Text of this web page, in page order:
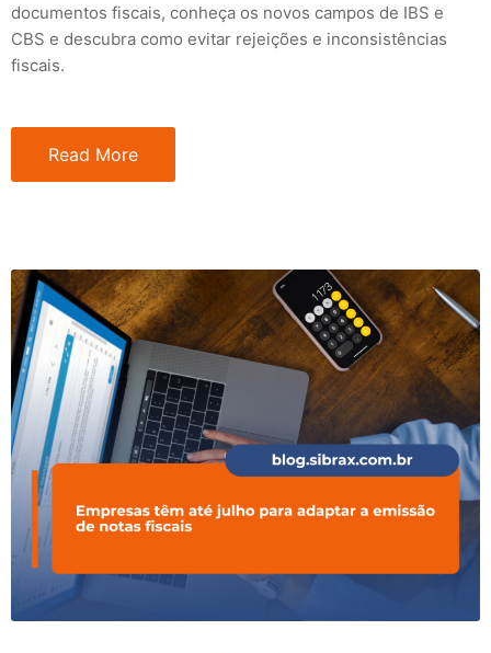
documentos fiscais, conheça os novos campos de IBS e
CBS e descubra como evitar rejeições e inconsistências
fiscais.
Read More